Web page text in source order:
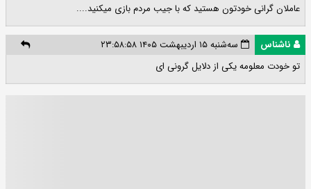
عاملان گرانی خودتون هستید که با جیب مردم بازی میکنید....
ناشناس
سه‌شنبه ۱۵ اردیبهشت ۱۴۰۵ ۲۳:۵۸:۵۸
تو خودت معلومه یکی از دلایل گرونی ای